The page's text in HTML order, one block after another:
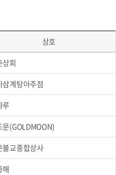
상호
상회
삼계탕아주점
루
문(GOLDMOON)
불교종합상사
해